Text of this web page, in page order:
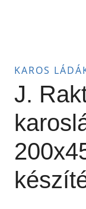
KAROS
J.